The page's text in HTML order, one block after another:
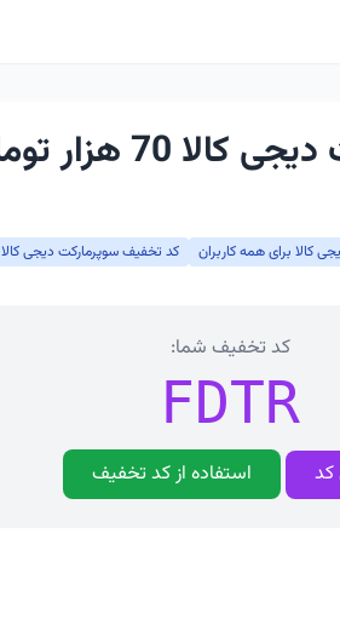
هزار تومانی
کالا برای همه کاربران کد تخفیف سوپرمارکت دیجی کالا
کد تخفیف شما:
FDTR
کد استفاده از کد تخفیف